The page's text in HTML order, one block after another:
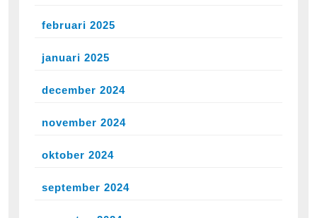
februari 2025
januari 2025
december 2024
november 2024
oktober 2024
september 2024